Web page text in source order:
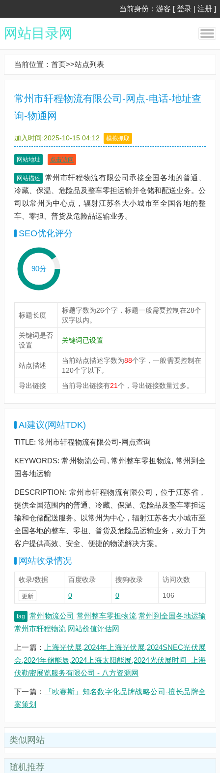
当前身份：游客 [ 登录 | 注册 ]
网站目录网
当前位置： 首页>>站点列表
常州市轩程物流有限公司-网点-电话-地址查
询-物通网
加入时间:2025-10-15 04:12 模拟抓取
网站地址 点击访问
网站描述
常州市轩程物流有限公司承接全国各地的普通、
冷藏、保温、危险品及整车零担运输并仓储和配送业务。公
司以常州为中心点，辐射江苏各大小城市至全国各地的整
车、零担、普货及危险品运输业务。
SEO优化评分
90分
标题长度
标题字数为26个字，标题一般需要控制在28个
汉字以内。
关键词是否
设置
关键词已设置
站点描述
当前站点描述字数为88个字，一般需要控制在
120个字以下。
导出链接
当前导出链接有21个，导出链接数量过多。
AI建议(网站TDK)
TITLE: 常州市轩程物流有限公司-网点查询
KEYWORDS: 常州物流公司, 常州整车零担物流, 常州到全
国各地运输
DESCRIPTION: 常州市轩程物流有限公司，位于江苏省，
提供全国范围内的普通、冷藏、保温、危险品及整车零担运
输和仓储配送服务。以常州为中心，辐射江苏各大小城市至
全国各地的整车、零担、普货及危险品运输业务，致力于为
客户提供高效、安全、便捷的物流解决方案。
网站收录情况
收录/数据 百度收录 搜狗收录 访问次数
更新 0 0 106
tag 常州物流公司 常州整车零担物流 常州到全国各地运输
常州市轩程物流 网站价值评估网
上一篇：
上海光伏展,2024年上海光伏展,2024SNEC光伏展
会,2024年储能展,2024上海太阳能展,2024光伏展时间_上海
伏勒密展览服务有限公司 - 八方资源网
下一篇：
「欧赛斯」知名数字化品牌战略公司-擅长品牌全
案策划
类似网站
随机推荐